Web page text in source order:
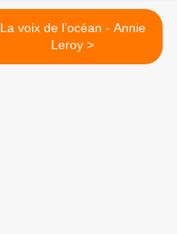
La voix de l’océan - Annie
Leroy >